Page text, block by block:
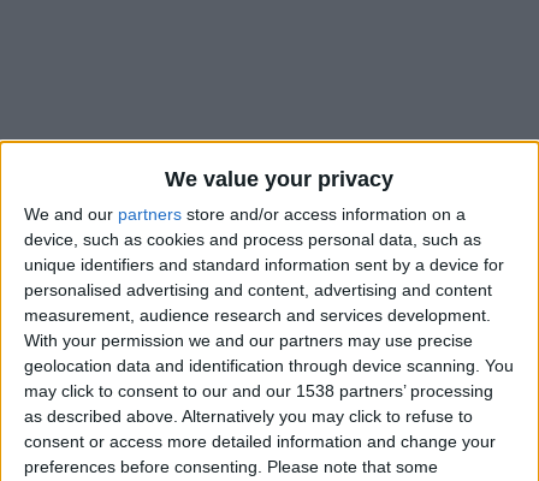
We value your privacy
We and our partners store and/or access information on a
device, such as cookies and process personal data, such as
unique identifiers and standard information sent by a device for
personalised advertising and content, advertising and content
measurement, audience research and services development.
With your permission we and our partners may use precise
geolocation data and identification through device scanning. You
may click to consent to our and our 1538 partners’ processing
as described above. Alternatively you may click to refuse to
consent or access more detailed information and change your
preferences before consenting. Please note that some
pour les traditionnelles récompenses de fin de saison. Un seul
Monégasque a été nommé, il s’agit d’Eliesse Ben Seghir.
Comme la saison dernière, le jeune milieu offensif (19 ans)
concourra pour décrocher le trophée UNFP du meilleur
espoir de Ligue 1. Une récompense qui ne concerne que les
joueurs de 21 ans ou moins.
Si la désignation de Ben Seghir pour ce trophée était logique
et méritée la saison précédente, celle de cette année est